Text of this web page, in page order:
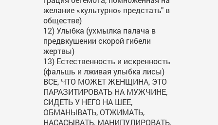
желание «культурно» предстать" в
обществе)
12) Улыбка (ухмылка палача в
предвкушении скорой гибели
жертвы)
13) Естественность и искренность
(фальшь и лживая улыбка лисы)
ВСЕ, ЧТО МОЖЕТ ЖЕНЩИНА, ЭТО
ПАРАЗИТИРОВАТЬ НА МУЖЧИНЕ,
СИДЕТЬ У НЕГО НА ШЕЕ,
ОБМАНЫВАТЬ, ОТЖИМАТЬ,
НАСАСЫВАТЬ, МАНИПУЛИРОВАТЬ,